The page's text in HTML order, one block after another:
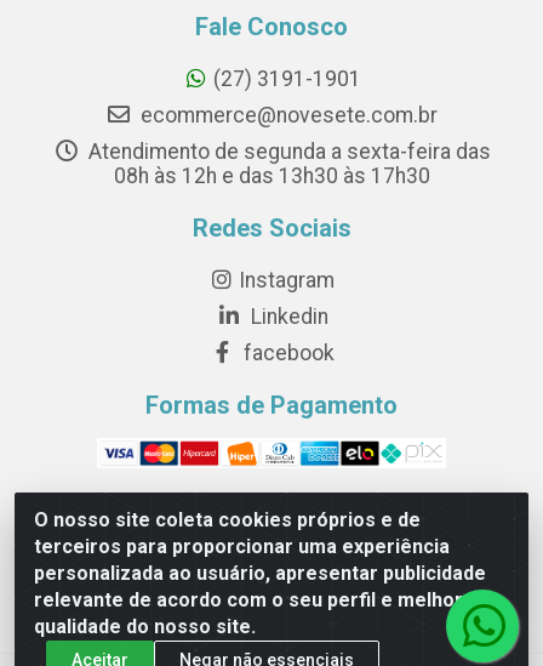
O nosso site coleta cookies próprios e de
terceiros para proporcionar uma experiência
personalizada ao usuário, apresentar publicidade
relevante de acordo com o seu perfil e melhorar a
qualidade do nosso site.
Aceitar Negar não essenciais
Fale Conosco
(27) 3191-1901
ecommerce@novesete.com.br
Atendimento de segunda a sexta-feira das
08h às 12h e das 13h30 às 17h30
Redes Sociais
Instagram
Linkedin
facebook
Formas de Pagamento
Novesete Distribuidora LTDA - Avenida Setecentos, S/N,
Terminal Intermodal da Serra, Serra/ES - CEP 29161-
414 - CNPJ 29.479.604/0001-44